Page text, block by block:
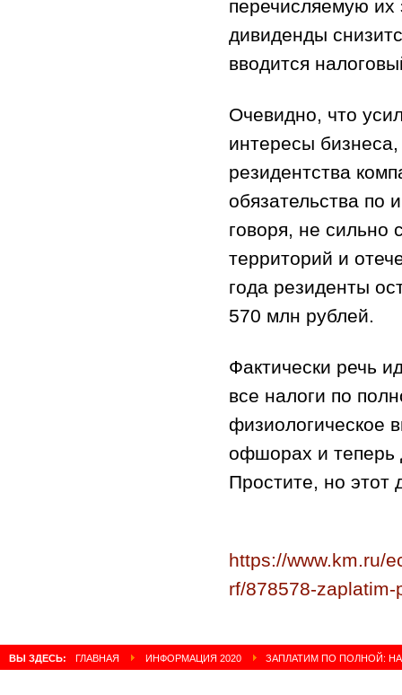
перечисляемую
дивиденды
вводится
Очевидно, что
интересы
резидентства
обязательства по
говоря, не сильно
территорий и
года резиденты
570 млн рублей.
Фактически речь
все налоги по
физиологическое
офшорах и теперь
Простите, но этот
https://www.km.ru/
rf/878578-
ВЫ ЗДЕСЬ: ГЛАВНАЯ ИНФОРМАЦИЯ 2020 ЗАПЛАТИМ ПО ПОЛНОЙ: